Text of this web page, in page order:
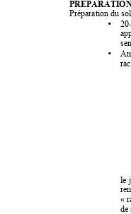
Préparation du
•
•
le
«
de